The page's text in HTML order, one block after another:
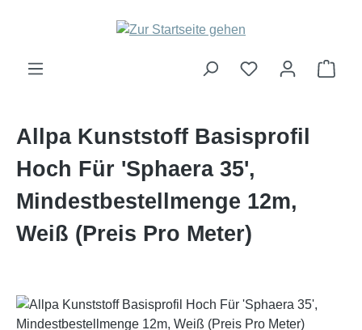
Zum Hauptinhalt springen
Allpa Kunststoff Basisprofil
Hoch Für 'Sphaera 35',
Mindestbestellmenge 12m,
Weiß (Preis Pro Meter)
Bildergalerie überspringen